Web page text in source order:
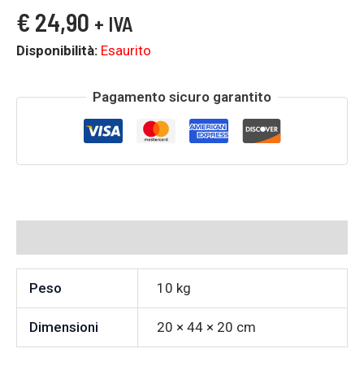
€ 24,90 + IVA
Disponibilità: Esaurito
Pagamento sicuro garantito
Peso 10 kg
Dimensioni 20 × 44 × 20 cm